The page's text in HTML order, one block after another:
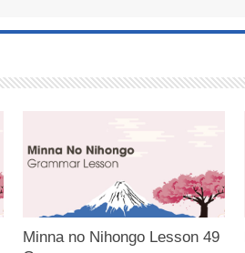
Minna no Nihongo Lesson 49